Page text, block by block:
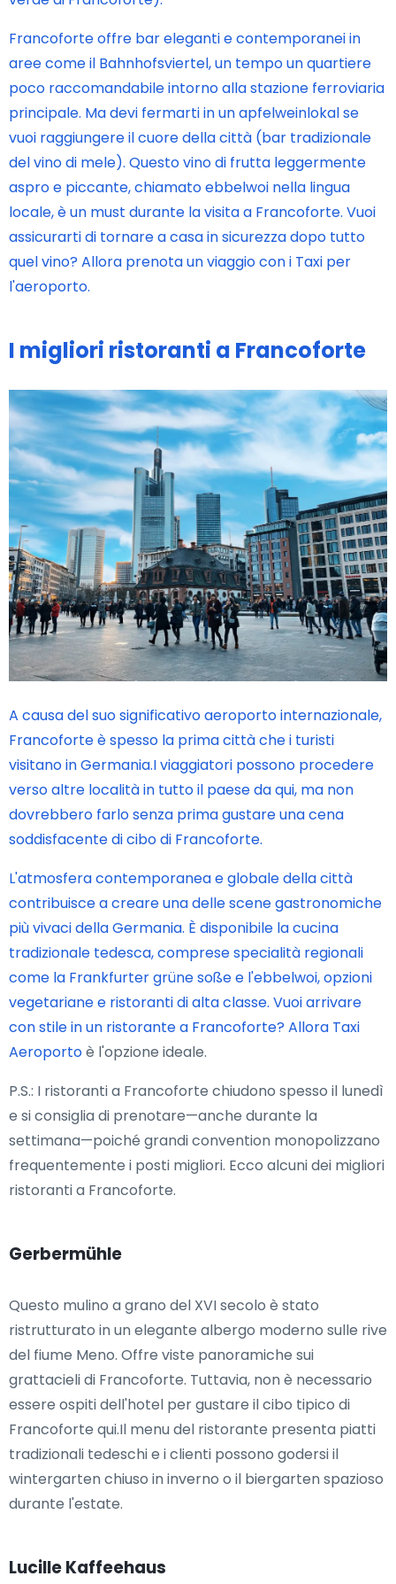
Francoforte offre bar eleganti e contemporanei in
aree come il Bahnhofsviertel, un tempo un quartiere
poco raccomandabile intorno alla stazione ferroviaria
principale. Ma devi fermarti in un apfelweinlokal se
vuoi raggiungere il cuore della città (bar tradizionale
del vino di mele). Questo vino di frutta leggermente
aspro e piccante, chiamato ebbelwoi nella lingua
locale, è un must durante la visita a Francoforte. Vuoi
assicurarti di tornare a casa in sicurezza dopo tutto
quel vino? Allora prenota un viaggio con i Taxi per
l'aeroporto.
I migliori ristoranti a Francoforte
A causa del suo significativo aeroporto internazionale,
Francoforte è spesso la prima città che i turisti
visitano in Germania.I viaggiatori possono procedere
verso altre località in tutto il paese da qui, ma non
dovrebbero farlo senza prima gustare una cena
soddisfacente di cibo di Francoforte.
L'atmosfera contemporanea e globale della città
contribuisce a creare una delle scene gastronomiche
più vivaci della Germania. È disponibile la cucina
tradizionale tedesca, comprese specialità regionali
come la Frankfurter grüne soße e l'ebbelwoi, opzioni
vegetariane e ristoranti di alta classe. Vuoi arrivare
con stile in un ristorante a Francoforte? Allora Taxi
Aeroportoè l'opzione ideale.
P.S.: I ristoranti a Francoforte chiudono spesso il lunedì
e si consiglia di prenotare—anche durante la
settimana—poiché grandi convention monopolizzano
frequentemente i posti migliori. Ecco alcuni dei migliori
ristoranti a Francoforte.
Gerbermühle
Questo mulino a grano del XVI secolo è stato
ristrutturato in un elegante albergo moderno sulle rive
del fiume Meno. Offre viste panoramiche sui
grattacieli di Francoforte. Tuttavia, non è necessario
essere ospiti dell'hotel per gustare il cibo tipico di
Francoforte qui.Il menu del ristorante presenta piatti
tradizionali tedeschi e i clienti possono godersi il
wintergarten chiuso in inverno o il biergarten spazioso
durante l'estate.
Lucille Kaffeehaus